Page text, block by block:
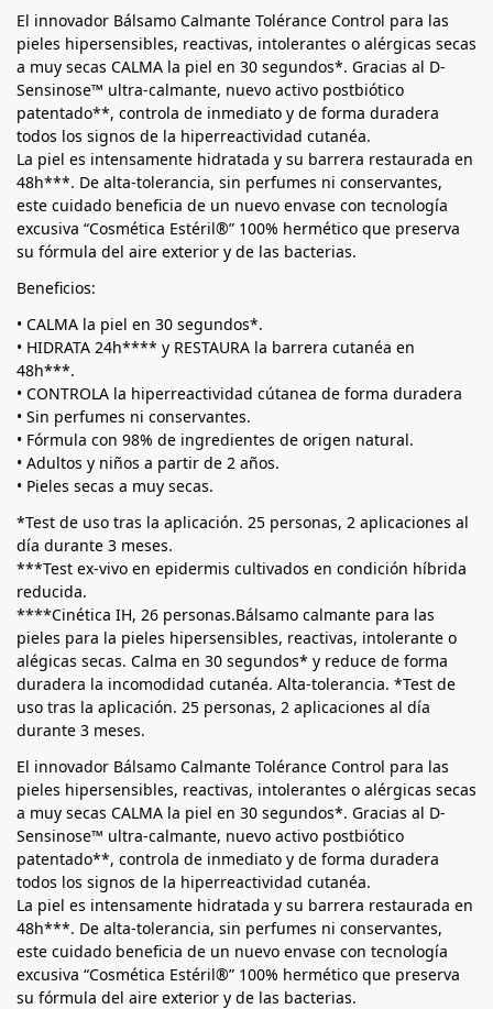
El innovador Bálsamo Calmante Tolérance Control para las
pieles hipersensibles, reactivas, intolerantes o alérgicas secas
a muy secas CALMA la piel en 30 segundos*. Gracias al D-
Sensinose™ ultra-calmante, nuevo activo postbiótico
patentado**, controla de inmediato y de forma duradera
todos los signos de la hiperreactividad cutanéa.
La piel es intensamente hidratada y su barrera restaurada en
48h***. De alta-tolerancia, sin perfumes ni conservantes,
este cuidado beneficia de un nuevo envase con tecnología
excusiva “Cosmética Estéril®” 100% hermético que preserva
su fórmula del aire exterior y de las bacterias.
Beneficios:
• CALMA la piel en 30 segundos*.
• HIDRATA 24h**** y RESTAURA la barrera cutanéa en
48h***.
• CONTROLA la hiperreactividad cútanea de forma duradera
• Sin perfumes ni conservantes.
• Fórmula con 98% de ingredientes de origen natural.
• Adultos y niños a partir de 2 años.
• Pieles secas a muy secas.
*Test de uso tras la aplicación. 25 personas, 2 aplicaciones al
día durante 3 meses.
***Test ex-vivo en epidermis cultivados en condición híbrida
reducida.
****Cinética IH, 26 personas.Bálsamo calmante para las
pieles para la pieles hipersensibles, reactivas, intolerante o
alégicas secas. Calma en 30 segundos* y reduce de forma
duradera la incomodidad cutanéa. Alta-tolerancia. *Test de
uso tras la aplicación. 25 personas, 2 aplicaciones al día
durante 3 meses.
El innovador Bálsamo Calmante Tolérance Control para las
pieles hipersensibles, reactivas, intolerantes o alérgicas secas
a muy secas CALMA la piel en 30 segundos*. Gracias al D-
Sensinose™ ultra-calmante, nuevo activo postbiótico
patentado**, controla de inmediato y de forma duradera
todos los signos de la hiperreactividad cutanéa.
La piel es intensamente hidratada y su barrera restaurada en
48h***. De alta-tolerancia, sin perfumes ni conservantes,
este cuidado beneficia de un nuevo envase con tecnología
excusiva “Cosmética Estéril®” 100% hermético que preserva
su fórmula del aire exterior y de las bacterias.